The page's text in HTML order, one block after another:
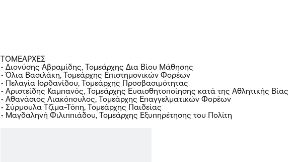
ΤΟΜΕΑΡΧΕΣ
• Διονύσης Αβραμίδης, Τομεάρχης Δια Βίου Μάθησης
• Όλια Βασιλάκη, Τομεάρχης Επιστημονικών Φορέων
• Πελαγία Ιορδανίδου, Τομεάρχης Προσβασιμότητας
• Αριστείδης Καμπανός, Τομεάρχης Ευαισθητοποίησης κατά της Αθλητικής Βίας
• Αθανάσιος Λιακόπουλος, Τομεάρχης Επαγγελματικών Φορέων
• Σύρμουλα Τζίμα-Τόπη, Τομεάρχης Παιδείας
• Μαγδαληνή Φιλιππιάδου, Τομεάρχης Εξυπηρέτησης του Πολίτη